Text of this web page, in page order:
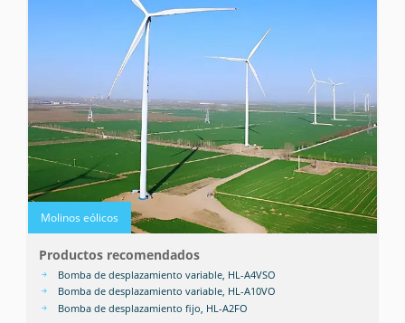
Molinos eólicos
Productos recomendados
Bomba de desplazamiento variable, HL-A4VSO
Bomba de desplazamiento variable, HL-A10VO
Bomba de desplazamiento fijo, HL-A2FO